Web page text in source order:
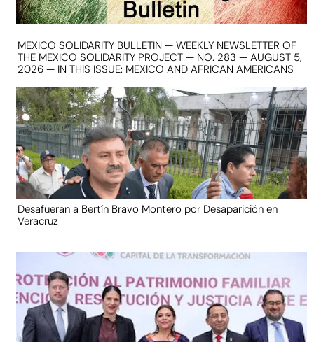
MEXICO SOLIDARITY BULLETIN — WEEKLY NEWSLETTER OF
THE MEXICO SOLIDARITY PROJECT — NO. 283 — AUGUST 5,
2026 — IN THIS ISSUE: MEXICO AND AFRICAN AMERICANS
Desafueran a Bertín Bravo Montero por Desaparición en
Veracruz